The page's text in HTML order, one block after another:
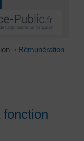
> Rémunération
fonction